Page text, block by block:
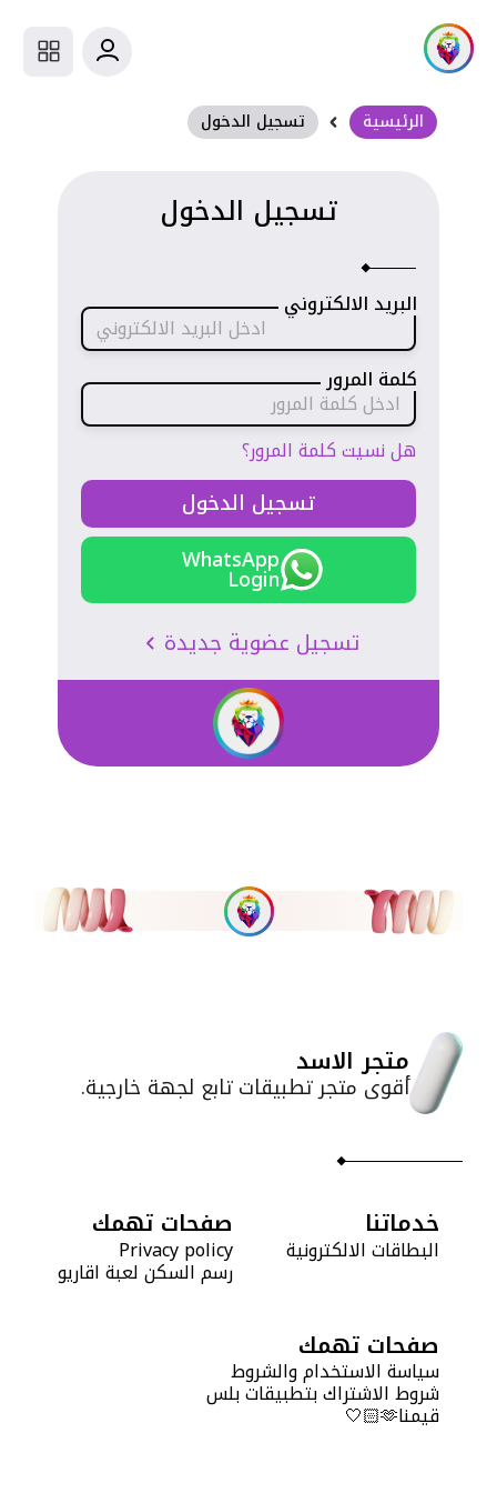
الرئيسية تسجيل الدخول
تسجيل الدخول
البريد الالكتروني
كلمة المرور
هل نسيت كلمة المرور؟
تسجيل الدخول
WhatsApp
Login
تسجيل عضوية جديدة
متجر الاسد
أقوى متجر تطبيقات تابع لجهة خارجية.
خدماتنا
البطاقات الالكترونية
صفحات تهمك
Privacy policy
رسم السكن لعبة اقاريو
صفحات تهمك
سياسة الاستخدام والشروط
شروط الاشتراك بتطبيقات بلس
قيمنا🫶🏻🤍